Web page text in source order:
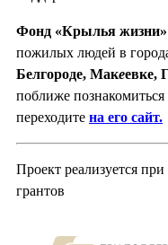
Фонд «Крылья жизни»
пожилых людей в
Белгороде, Макеевке,
поближе познакомиться
переходите на его сайт.
Проект реализуется
грантов